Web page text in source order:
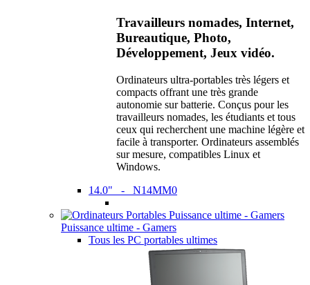
Travailleurs nomades, Internet,
Bureautique, Photo,
Développement, Jeux vidéo.
Ordinateurs ultra-portables très légers et
compacts offrant une très grande
autonomie sur batterie. Conçus pour les
travailleurs nomades, les étudiants et tous
ceux qui recherchent une machine légère et
facile à transporter. Ordinateurs assemblés
sur mesure, compatibles Linux et
Windows.
14.0" - N14MM0
Puissance ultime - Gamers
Tous les PC portables ultimes